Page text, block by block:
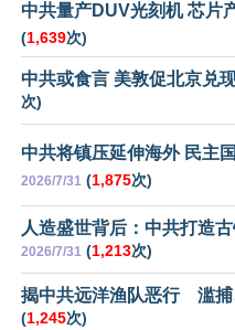
中共量产DUV光刻机 芯片
(1,639次)
中共或食言 美敦促北京兑
次)
中共将镇压延伸海外 民主
2026/7/31 (1,875次)
人造盛世背后：中共打造
2026/7/31 (1,213次)
揭中共远洋渔队恶行 滥捕
(1,245次)